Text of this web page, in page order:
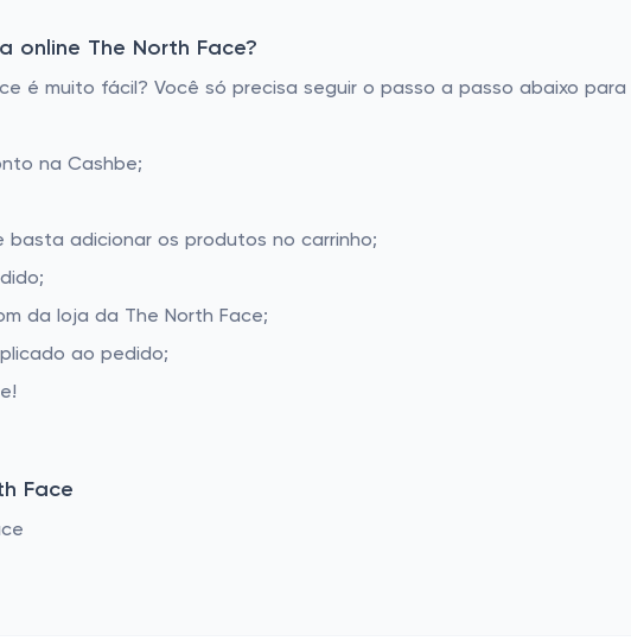
online The North Face?
é muito fácil? Você só precisa seguir o passo a passo abaixo
na Cashbe;
basta adicionar os produtos no carrinho;
da loja da The North Face;
ao pedido;
Face